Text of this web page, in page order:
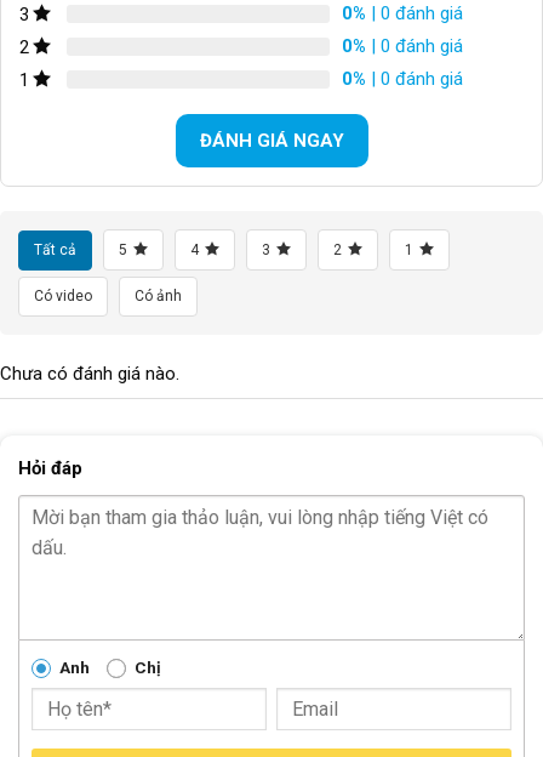
GIANT MOMENTUM INEEED MOCHA 2019
GIANT MOMENTUM INEEED MOCHA 2019
3
0% | 0 đánh giá
2
0% | 0 đánh giá
1
0% | 0 đánh giá
ĐÁNH GIÁ NGAY
Tất cả 5 4 3 2 1
Có video Có ảnh
Chưa có đánh giá nào.
Hỏi đáp
Anh Chị